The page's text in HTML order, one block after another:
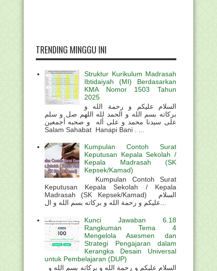
TRENDING MINGGU INI
Struktur Kurikulum Madrasah
Ibtidaiyah (MI) Berdasarkan
KMA Nomor 1503 Tahun
2025
السلام عليكم و رحمة الله و
بركاته بسم الله و الحمد لله اللهم صل و سلم
على سيدنا محمد و على أله و صحبه أجمعين
Salam Sahabat Hanapi Bani . ...
Kumpulan Contoh Surat
Keputusan Kepala Sekolah /
Kepala Madrasah (SK
Kepsek/Kamad)
Kumpulan Contoh Surat
Keputusan Kepala Sekolah / Kepala
Madrasah (SK Kepsek/Kamad) السلام
Kunci Jawaban 6.18
Rangkuman Tema 4
Mengelola Asesmen dan
Strategi Pengajaran dalam
Kerangka Desain Universal
untuk Pembelajaran (DUP)